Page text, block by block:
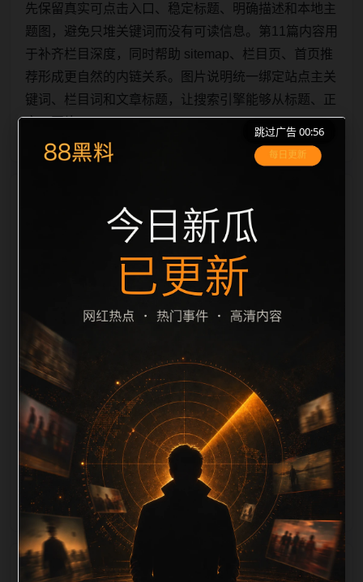
先保留真实可点击入口、稳定标题、明确描述和本地主
题图，避免只堆关键词而没有可读信息。第11篇内容用
于补齐栏目深度，同时帮助 sitemap、栏目页、首页推
荐形成更自然的内链关系。图片说明统一绑定站点主关
键词、栏目词和文章标题，让搜索引擎能够从标题、正
文、图片 alt、title
之间识别一致主题。后续每日采集时，建议继续执行远
程图片本地化、坏图默认图兜底、标题去重和
description 长度过滤。如果同一主题下有多个相近页
面，应通过不同角度补充事件背景、访问场景、相关问
题或专题入口，降低站群页面之间的重复感。页面底部
保留同类推荐、上一篇下一篇和 sitemap 入口，保证重
要页面点击深度尽量控制在三次以内。正文维护时可按
用户搜索路径补充三类信息：入口是否稳定、同栏目还
有哪些可继续阅读、移动端打开时图片和摘要是否一
致。每次新增内容后同步检查标题、description、
canonical、主题图、alt、title和推荐链接，确保页面既
能被搜索引擎理解，也能让真实
相关问题与推荐
跳过广告 00:56